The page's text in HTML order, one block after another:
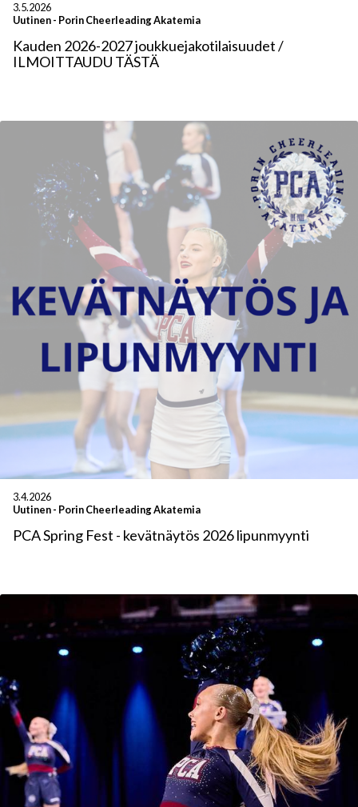
3.5.2026
Uutinen- Porin Cheerleading Akatemia
Kauden 2026-2027 joukkuejakotilaisuudet /
ILMOITTAUDU TÄSTÄ
3.4.2026
Uutinen- Porin Cheerleading Akatemia
PCA Spring Fest - kevätnäytös 2026 lipunmyynti